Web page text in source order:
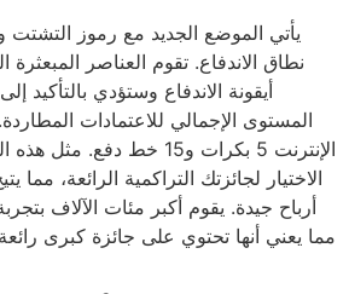
يأتي الموضع الجديد مع رموز
نطاق الاندفاع. تقوم العناصر
أيقونة الاندفاع وستؤدي بالتأكيد
المستوى الإجمالي للاعتمادات
الإنترنت 5 بكرات و15 خط
الاختيار لجائزتك التراكمية الرائعة،
أرباح جيدة. يقوم أكبر مئات الآلاف
مما يعني أنها تحتوي على جائزة كبرى